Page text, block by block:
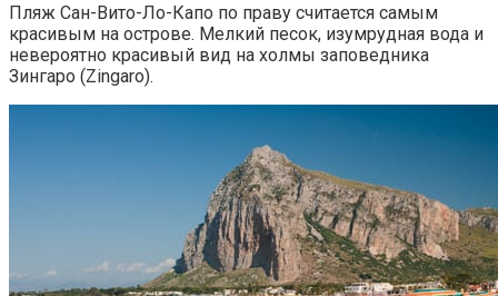
Пляж Сан-Вито-Ло-Капо по праву считается самым
красивым на острове. Мелкий песок, изумрудная вода и
невероятно красивый вид на холмы заповедника
Зингаро (Zingaro).